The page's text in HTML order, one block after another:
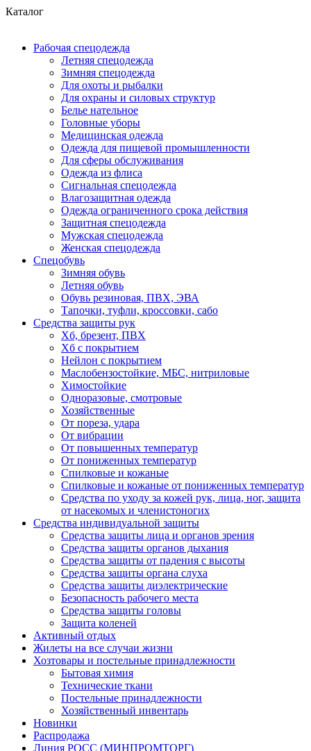
Каталог
Рабочая спецодежда
Летняя спецодежда
Зимняя спецодежда
Для охоты и рыбалки
Для охраны и силовых структур
Белье нательное
Головные уборы
Медицинская одежда
Одежда для пищевой промышленности
Для сферы обслуживания
Одежда из флиса
Сигнальная спецодежда
Влагозащитная одежда
Одежда ограниченного срока действия
Защитная спецодежда
Мужская спецодежда
Женская спецодежда
Спецобувь
Зимняя обувь
Летняя обувь
Обувь резиновая, ПВХ, ЭВА
Тапочки, туфли, кроссовки, сабо
Средства защиты рук
Хб, брезент, ПВХ
Хб с покрытием
Нейлон с покрытием
Маслобензостойкие, МБС, нитриловые
Химостойкие
Одноразовые, смотровые
Хозяйственные
От пореза, удара
От вибрации
От повышенных температур
От пониженных температур
Спилковые и кожаные
Спилковые и кожаные от пониженных температур
Средства по уходу за кожей рук, лица, ног, защита
от насекомых и членистоногих
Средства индивидуальной защиты
Средства защиты лица и органов зрения
Средства защиты органов дыхания
Средства защиты от падения с высоты
Средства защиты органа слуха
Средства защиты диэлектрические
Безопасность рабочего места
Средства защиты головы
Защита коленей
Активный отдых
Жилеты на все случаи жизни
Хозтовары и постельные принадлежности
Бытовая химия
Технические ткани
Постельные принадлежности
Хозяйственный инвентарь
Новинки
Распродажа
Линия РОСС (МИНПРОМТОРГ)